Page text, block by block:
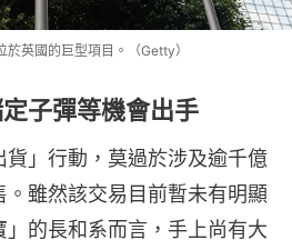
英國的巨型項目。（Getty）
子彈等機會出手
」行動，莫過於涉及逾千億
雖然該交易目前暫未有明顯
的長和系而言，手上尚有大